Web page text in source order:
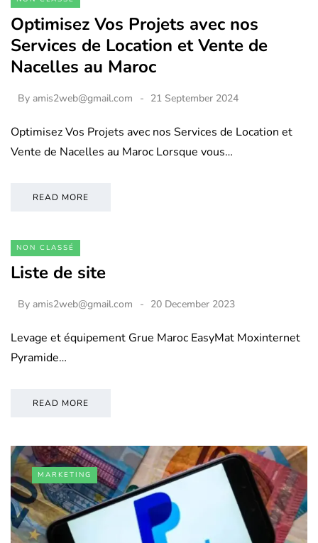
Optimisez Vos Projets avec nos
Services de Location et Vente de
Nacelles au Maroc
By amis2web@gmail.com 21 September 2024
Optimisez Vos Projets avec nos Services de Location et
Vente de Nacelles au Maroc Lorsque vous…
READ MORE
NON CLASSÉ
Liste de site
By amis2web@gmail.com 20 December 2023
Levage et équipement Grue Maroc EasyMat Moxinternet
Pyramide…
READ MORE
MARKETING